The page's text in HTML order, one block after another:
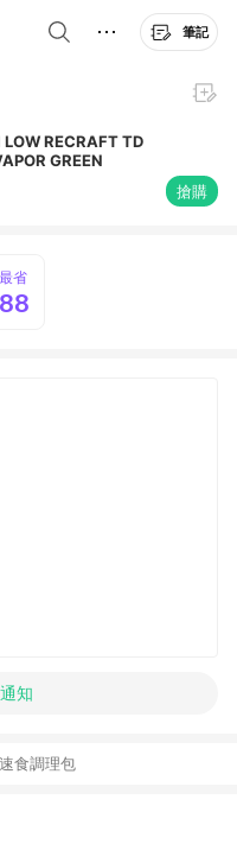
筆記
RECRAFT TD
GREEN
搶購
省
知
速食調理包